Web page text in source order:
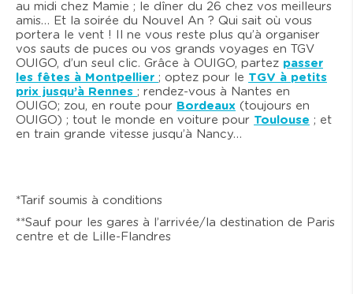
au midi chez Mamie ; le dîner du 26 chez vos meilleurs
amis… Et la soirée du Nouvel An ? Qui sait où vous
portera le vent ! Il ne vous reste plus qu’à organiser
vos sauts de puces ou vos grands voyages en TGV
OUIGO, d’un seul clic. Grâce à OUIGO, partez passer
les fêtes à Montpellier ; optez pour le TGV à petits
prix jusqu’à Rennes ; rendez-vous à Nantes en
OUIGO; zou, en route pour Bordeaux (toujours en
OUIGO) ; tout le monde en voiture pour Toulouse ; et
en train grande vitesse jusqu’à Nancy…
*Tarif soumis à conditions
**Sauf pour les gares à l’arrivée/la destination de Paris
centre et de Lille-Flandres